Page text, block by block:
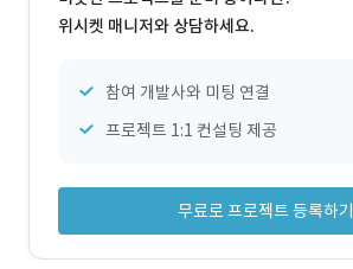
위시켓 매니저와 상담하세요.
참여 개발사와 미팅 연결
프로젝트 1:1 컨설팅 제공
무료로 프로젝트 등록하기